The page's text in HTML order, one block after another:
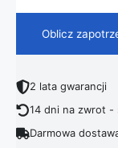
Oblicz
2 lata gwarancji
14 dni na zwrot -
Darmowa